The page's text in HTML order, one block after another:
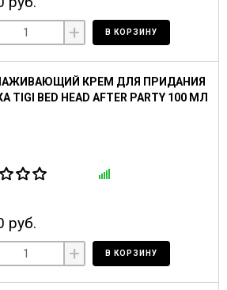
+ В КОРЗИНУ
КРЕМ ДЛЯ ПРИДАНИЯ
TIGI BED HEAD AFTER PARTY 100 МЛ
руб.
+ В КОРЗИНУ